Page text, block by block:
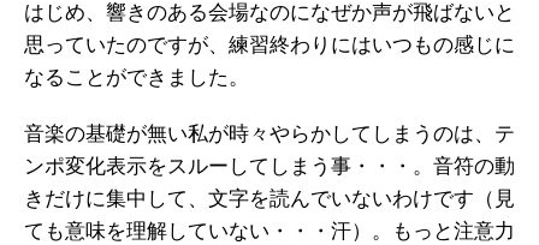
はじめ、響きのある会場なのになぜか声が飛ばないと
思っていたのですが、練習終わりにはいつもの感じに
なることができました。
音楽の基礎が無い私が時々やらかしてしまうのは、テ
ンポ変化表示をスルーしてしまう事・・・。音符の動
きだけに集中して、文字を読んでいないわけです（見
ても意味を理解していない・・・汗）。もっと注意力